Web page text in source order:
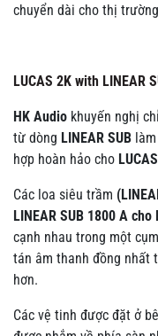
chuyển dài cho thị
LUCAS 2K with LINEAR
HK Audio khuyến nghị
từ dòng LINEAR SUB
hợp hoàn hảo cho
Các loa siêu trầm
LINEAR SUB 1800 A cho
cạnh nhau trong một
tán âm thanh đồng nhất
hơn.
Các vệ tinh được đặt ở